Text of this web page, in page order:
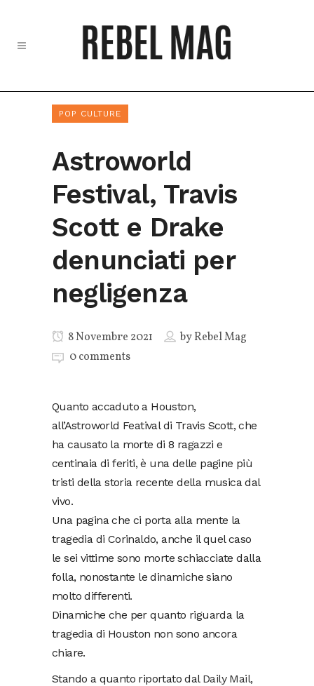
POP CULTURE
Astroworld
Festival, Travis
Scott e Drake
denunciati per
negligenza
8 Novembre 2021 byRebel Mag
0 comments
Quanto accaduto a Houston,
all’Astroworld Featival di Travis Scott, che
ha causato la morte di 8 ragazzi e
centinaia di feriti, è una delle pagine più
tristi della storia recente della musica dal
vivo.
Una pagina che ci porta alla mente la
tragedia di Corinaldo, anche il quel caso
le sei vittime sono morte schiacciate dalla
folla, nonostante le dinamiche siano
molto differenti.
Dinamiche che per quanto riguarda la
tragedia di Houston non sono ancora
chiare.
Stando a quanto riportato dal Daily Mail,